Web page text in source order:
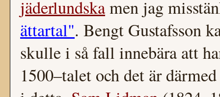
jäderlundskamen jag
ättartal". Bengt Gustafsson
skulle i så fall innebära att
1500–talet och det är